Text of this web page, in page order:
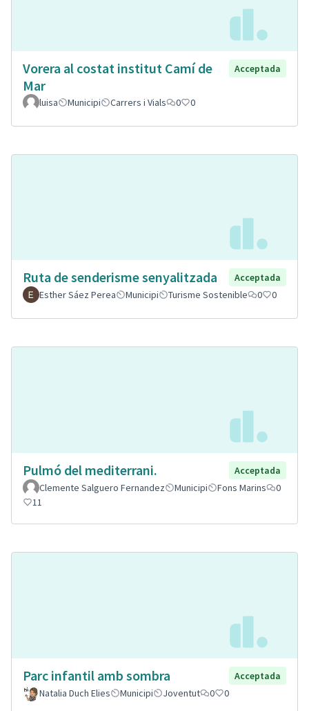
Vorera al costat institut Camí de
Mar
Acceptada
luisa Municipi Carrers i Vials 0 0
Ruta de senderisme senyalitzada
Acceptada
Esther Sáez Perea
Municipi Turisme Sostenible 0 0
Pulmó del mediterrani.
Acceptada
Clemente Salguero Fernandez
Municipi Fons Marins
0
11
Parc infantil amb sombra
Acceptada
Natalia Duch Elies
Municipi Joventut 0 0